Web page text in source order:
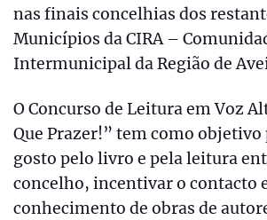
nas finais concelhias dos
Municípios da CIRA –
Intermunicipal da Região de
O Concurso de Leitura em Voz
Que Prazer!” tem como
gosto pelo livro e pela leitura
concelho, incentivar o contacto
conhecimento de obras de